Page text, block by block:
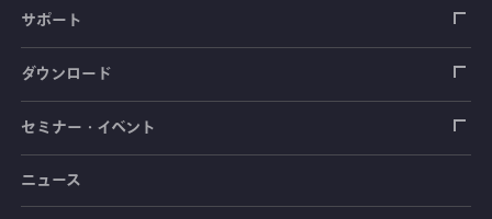
圧力センサ
トルクセンサ
土圧計
間隙水圧計
傾斜計
シートベルト張力計
操舵力・操舵角計
手ブレーキ計・チェンジレバー操作力計
踏力計
測定器
データロガー
指示計・表示器
増幅器（アンプ）
ソフトウェア
計測システム
道路用計測システム
ブリッジボックス
センサ（変換器）
測定器
光ファイバ計測ソリューション - 学ぶ・調べる
拠点情報
会社概要
サポート
製品輸出時の取り扱いと該非判定書
毒物及び劇物譲受書
安全データシート（SDS）
ダウンロード
カタログ
取扱説明書
セミナー・イベント
セミナー・講習会
ニュース